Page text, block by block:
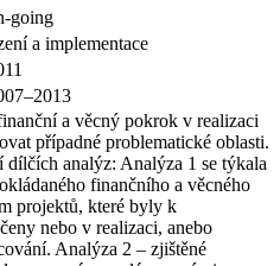
going
a implementace
a věcný pokrok v realizaci
případné problematické oblasti.
dílčích analýz: Analýza 1 se týkala
finančního a věcného
projektů, které byly k
nebo v realizaci, anebo
Analýza 2 – zjištěné